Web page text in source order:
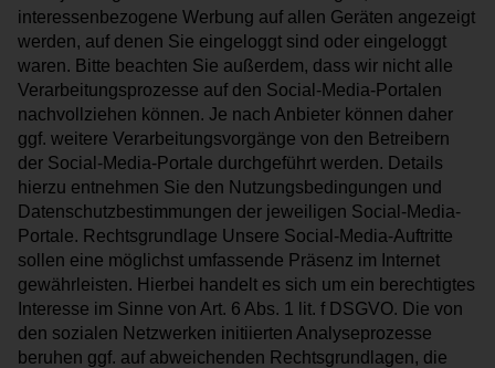
Auswahl speichern
interessenbezogene Werbung auf allen Geräten angezeigt
werden, auf denen Sie eingeloggt sind oder eingeloggt
waren. Bitte beachten Sie außerdem, dass wir nicht alle
Verarbeitungsprozesse auf den Social-Media-Portalen
nachvollziehen können. Je nach Anbieter können daher
ggf. weitere Verarbeitungsvorgänge von den Betreibern
der Social-Media-Portale durchgeführt werden. Details
hierzu entnehmen Sie den Nutzungsbedingungen und
Datenschutzbestimmungen der jeweiligen Social-Media-
Portale. Rechtsgrundlage Unsere Social-Media-Auftritte
sollen eine möglichst umfassende Präsenz im Internet
gewährleisten. Hierbei handelt es sich um ein berechtigtes
Interesse im Sinne von Art. 6 Abs. 1 lit. f DSGVO. Die von
den sozialen Netzwerken initiierten Analyseprozesse
beruhen ggf. auf abweichenden Rechtsgrundlagen, die